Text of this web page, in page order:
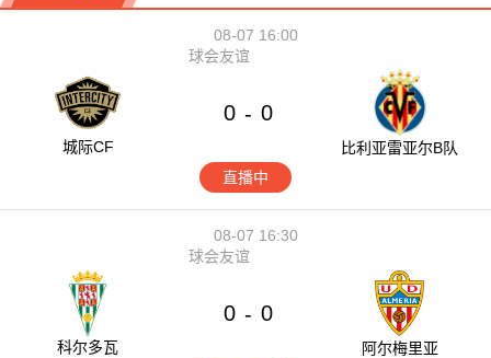
08-07 16:00
球会友谊
城际CF
0 - 0
比利亚雷亚尔B队
直播中
08-07 16:30
球会友谊
科尔多瓦
0 - 0
阿尔梅里亚